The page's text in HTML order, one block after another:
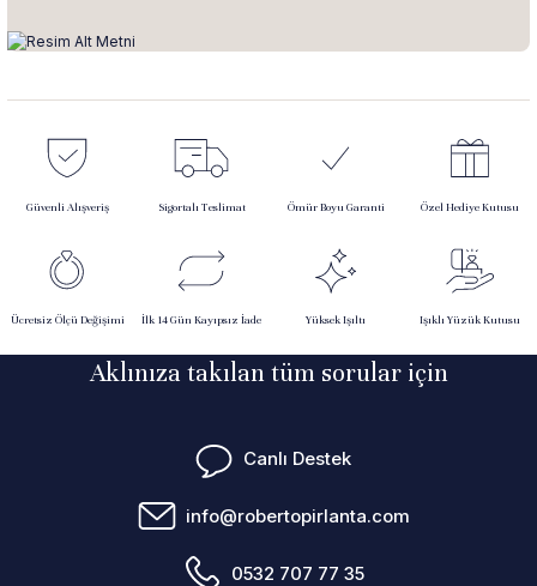
Güvenli Alışveriş Sigortalı Teslimat Ömür Boyu Garanti Özel Hediye Kutusu
Ücretsiz Ölçü Değişimi İlk 14 Gün Kayıpsız İade Yüksek Işıltı Işıklı Yüzük Kutusu
Aklınıza takılan tüm sorular için
Canlı Destek
info@robertopirlanta.com
0532 707 77 35